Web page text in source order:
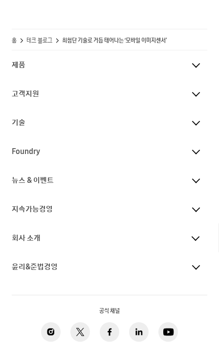
홈 테크 블로그 최첨단 기술로 거듭 태어나는 ‘모바일 이미지센서’
제품
고객지원
기술
Foundry
뉴스 & 이벤트
지속가능경영
회사 소개
윤리&준법경영
공식 채널